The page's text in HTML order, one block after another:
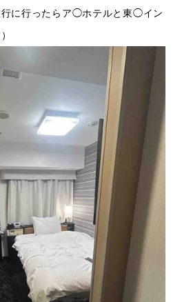
に行ったらア◯ホテルと東◯イン